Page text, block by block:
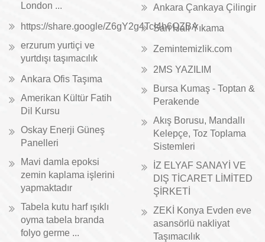
London ...
https://share.google/Z6gY2g4TcI4h6QZBA
erzurum yurtiçi ve
yurtdışı taşımacılık
Ankara Ofis Taşıma
Amerikan Kültür Fatih
Dil Kursu
Oskay Enerji Güneş
Panelleri
Mavi damla epoksi
zemin kaplama işlerini
yapmaktadır
Tabela kutu harf ışıklı
oyma tabela branda
folyo germe ...
Ankara Çankaya Çilingir
Sarı Halı Yıkama
Zemintemizlik.com
2MS YAZILIM
Bursa Kumaş - Toptan &
Perakende
Akış Borusu, Mandallı
Kelepçe, Toz Toplama
Sistemleri
İZ ELYAF SANAYİ VE
DIŞ TİCARET LİMİTED
ŞİRKETİ
ZEKİ Konya Evden eve
asansörlü nakliyat
Taşımacılık